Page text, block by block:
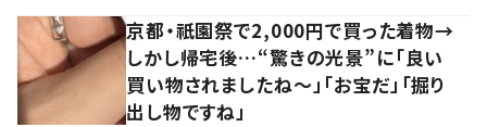
京都・祇園祭で2,000円で買った着物→
しかし帰宅後…“驚きの光景”に「良い
買い物されましたね～」「お宝だ」「掘り
出し物ですね」